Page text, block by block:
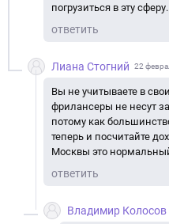
погрузиться в эту сферу.
ответить
Лиана Стогний 22
Вы не учитываете в
фрилансеры не несут
потому как
теперь и посчитайте
Москвы это
ответить
Владимир Колосов